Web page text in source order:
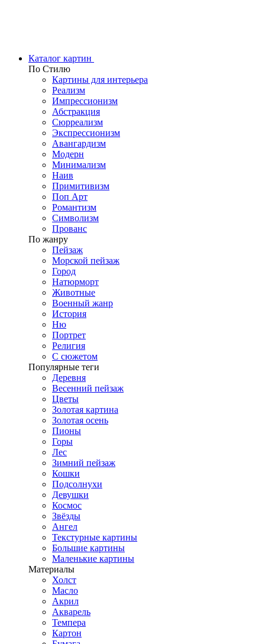
Каталог картин
По Стилю
Картины для интерьера
Реализм
Импрессионизм
Абстракция
Сюрреализм
Экспрессионизм
Авангардизм
Модерн
Минимализм
Наив
Примитивизм
Поп Арт
Романтизм
Символизм
Прованс
По жанру
Пейзаж
Морской пейзаж
Город
Натюрморт
Животные
Военный жанр
История
Ню
Портрет
Религия
С сюжетом
Популярные теги
Деревня
Весенний пейзаж
Цветы
Золотая картина
Золотая осень
Пионы
Горы
Лес
Зимний пейзаж
Кошки
Подсолнухи
Девушки
Космос
Звёзды
Ангел
Текстурные картины
Большие картины
Маленькие картины
Материалы
Холст
Масло
Акрил
Акварель
Темпера
Картон